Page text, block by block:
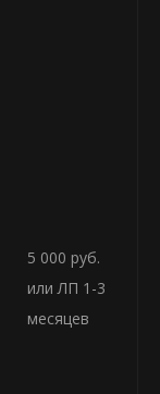
5 000 руб.
или ЛП 1-3
месяцев